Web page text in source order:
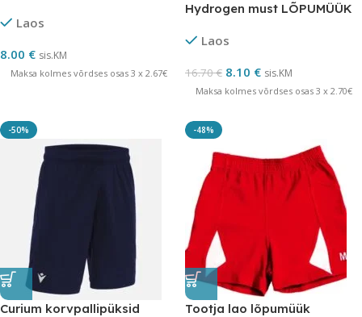
Laos
8.00 € sis.KM
Maksa kolmes võrdses osas 3 x 2.67€
Hydrogen must LÕPUMÜÜK
Laos
16.70€ 8.10 € sis.KM
Maksa kolmes võrdses osas 3 x 2.70€
-50%
Curium korvpallipüksid
-48%
Tootja lao lõpumüük